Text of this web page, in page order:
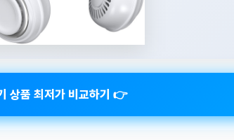
상품 최저가 비교하기 👉